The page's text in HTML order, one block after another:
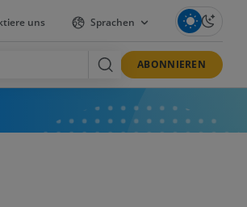
uns Sprachen
ABONNIEREN